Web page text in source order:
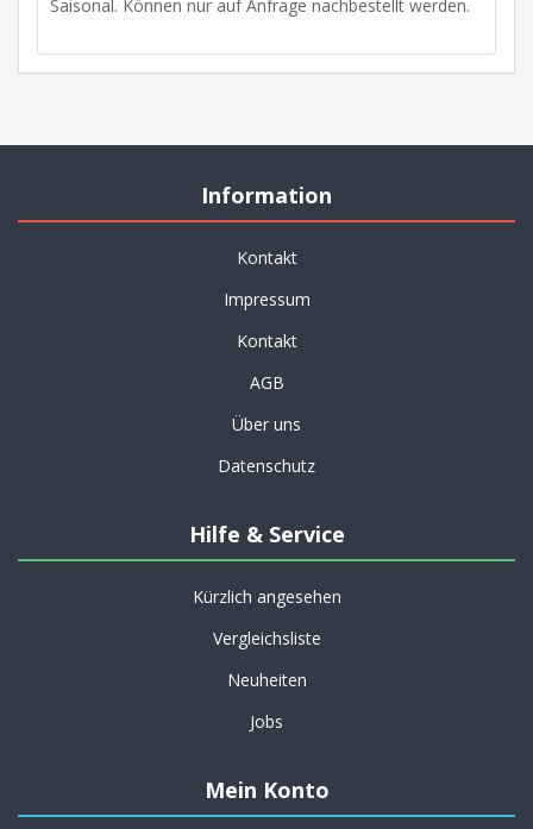
Saisonal. Können nur auf Anfrage nachbestellt werden.
Information
Kontakt
Impressum
Kontakt
AGB
Über uns
Datenschutz
Hilfe & Service
Kürzlich angesehen
Vergleichsliste
Neuheiten
Jobs
Mein Konto